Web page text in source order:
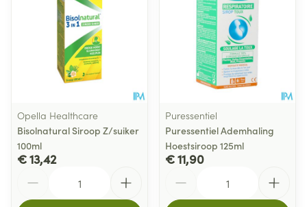
Opella Healthcare
Bisolnatural Siroop Z/suiker
100ml
€ 13,42
Puressentiel
Puressentiel Ademhaling
Hoestsiroop 125ml
€ 11,90